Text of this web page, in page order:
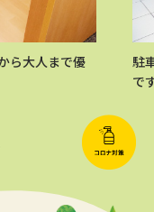
ら大人まで優
駐
で